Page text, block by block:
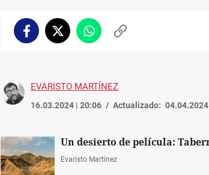
FacebookTwitterWhatsappCopiar
EVARISTO MARTÍNEZ
16.03.2024 | 20:06 Actualizado:
Un desierto de película:
Evaristo Martínez